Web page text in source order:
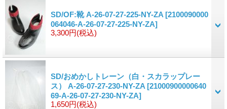
SD/OF:靴 A-26-07-27-225-NY-ZA [2100090000
064046-A-26-07-27-225-NY-ZA]
3,300円(税込)
SD/おめかしトレーン（白・スカラップレー
ス） A-26-07-27-230-NY-ZA [21000900000640
69-A-26-07-27-230-NY-ZA]
1,650円(税込)